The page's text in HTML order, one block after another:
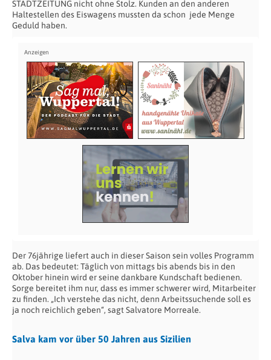
STADTZEITUNG nicht ohne Stolz. Kunden an den anderen
Haltestellen des Eiswagens mussten da schon jede Menge
Geduld haben.
Der 76jährige liefert auch in dieser Saison sein volles Programm
ab. Das bedeutet: Täglich von mittags bis abends bis in den
Oktober hinein wird er seine dankbare Kundschaft bedienen.
Sorge bereitet ihm nur, dass es immer schwerer wird, Mitarbeiter
zu finden. „Ich verstehe das nicht, denn Arbeitssuchende soll es
ja noch reichlich geben“, sagt Salvatore Morreale.
Salva kam vor über 50 Jahren aus Sizilien